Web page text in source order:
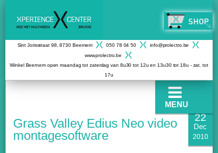
Sint Jorisstraat 98, 8730 Beernem 050 78 04 50
info@prolectro.be
www.prolectro.be
Winkel Beernem open maandag tot zaterdag van 8u30 tot 12u en 13u30 tot 18u - zat. tot
17u
22
Dec
2010
Grass Valley Edius Neo video
montagesoftware
MENU